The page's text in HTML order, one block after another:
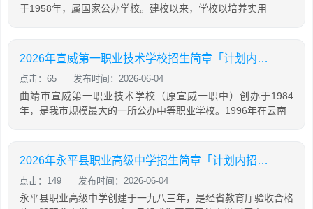
于1958年，属国家公办学校。建校以来，学校以培养实用
2026年宣威第一职业技术学校招生简章「计划内招生」
点击：65 发布时间：2026-06-04
曲靖市宣威第一职业技术学校（原宣威一职中）创办于1984
年，是我市规模最大的一所公办中等职业学校。1996年在云南
2026年永平县职业高级中学招生简章「计划内招生」
点击：149 发布时间：2026-06-04
永平县职业高级中学创建于一九八三年，是经省教育厅验收合格